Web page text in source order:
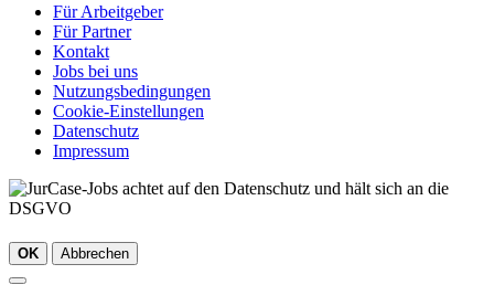
Für Arbeitgeber
Für Partner
Kontakt
Jobs bei uns
Nutzungsbedingungen
Cookie-Einstellungen
Datenschutz
Impressum
OK Abbrechen